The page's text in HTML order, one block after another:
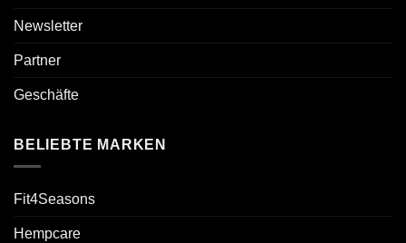
Newsletter
Partner
Geschäfte
BELIEBTE MARKEN
Fit4Seasons
Hempcare